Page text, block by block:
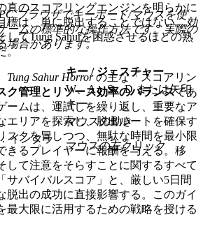
ブラウザでキーボード/マウスを使
ームの標準的な操作方法です。実際の
場合があります。
キー / ジェスチャー
W、A、S、D または矢印
キー
マウスの動き
インタラ
マウスの左クリック
真のスコアリングエンジンを明らかに
標は、単に脱出することではない。効
してTung Sahurを困惑させるほどの熟
。
Tung Sahur Horrorの主な「スコアリン
ク管理とリソース効率のバランスであ
ームは、運試しを繰り返し、重要なア
エリアを探索し、脱出ルートを確保す
スクを冒しつつ、無駄な時間を最小限
きるプレイヤーに報酬を与える。移
して注意をそらすことに関するすべて
サバイバルスコア」と、厳しい5日間
脱出の成功に直接影響する。このガイ
最大限に活用するための戦略を授ける